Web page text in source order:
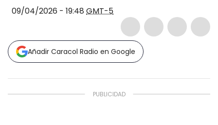
09/04/2026 - 19:48 GMT-5
Añadir Caracol Radio en Google